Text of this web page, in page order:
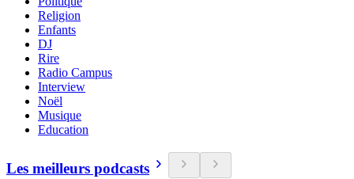
Religion
Enfants
DJ
Rire
Radio Campus
Interview
Noël
Musique
Education
Les meilleurs podcasts